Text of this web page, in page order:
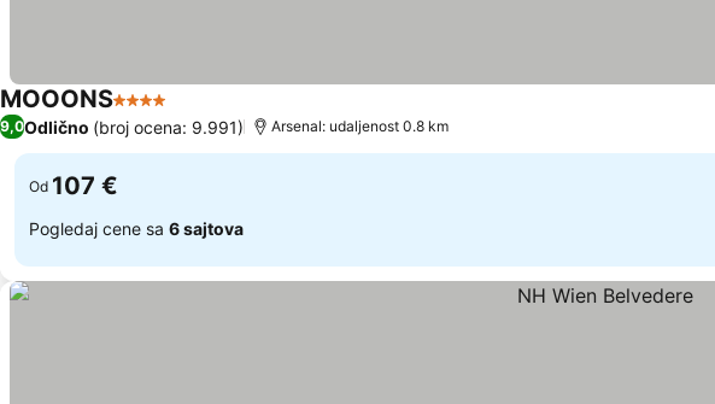
MOOONS4 ZvezdicePogledaj cene
9,0Odlično (broj ocena: 9.991) Arsenal: udaljenost 0.8 km
Od 107 €
Pogledaj cene sa 6 sajtova